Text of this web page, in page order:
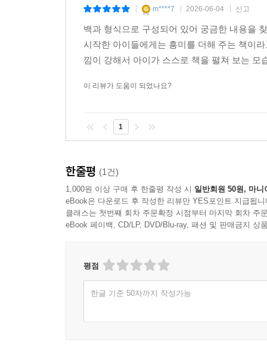
m****7 2026-06-04 신고
백과 형식으로 구성되어 있어 궁금한 내용을
시작한 아이들에게는 흥미를 더해 주는 책이
낌이 강해서 아이가 스스로 책을 펼쳐 보는
이 리뷰가 도움이 되었나요?
1
한줄평 (1건)
1,000원 이상 구매 후 한줄평 작성 시 일반회원 50원, 마니
eBook은 다운로드 후 작성한 리뷰만 YES포인트 지급됩니
클래스는 첫번째 회차 주문확정 시점부터 마지막 회차 주
eBook 페이백, CD/LP, DVD/Blu-ray, 패션 및 판매금지 상
평점
한글 기준 50자까지 작성가능